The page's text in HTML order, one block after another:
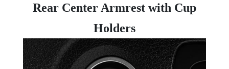
Rear Center Armrest with Cup
Holders